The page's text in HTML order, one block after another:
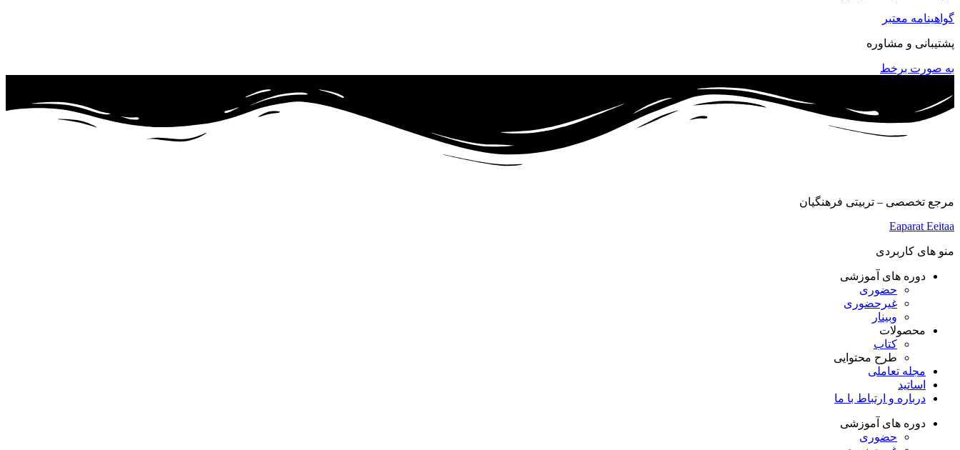
گواهینامه معتبر
پشتیبانی و مشاوره
به صورت برخط
مرجع تخصصی – تربیتی فرهنگیان
Eaparat Eeitaa
منو های کاربردی
دوره های آموزشی
حضوری
غیرحضوری
وبینار
محصولات
کتاب
طرح محتوایی
مجله تعاملی
اساتید
درباره و ارتباط با ما
دوره های آموزشی
حضوری